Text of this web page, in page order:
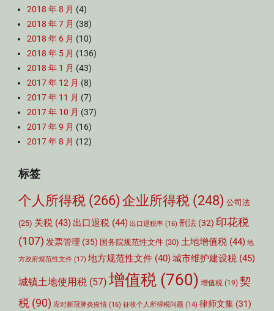
2018 年 8 月 (4)
2018 年 7 月 (38)
2018 年 6 月 (10)
2018 年 5 月 (136)
2018 年 1 月 (43)
2017 年 12 月 (8)
2017 年 11 月 (7)
2017 年 10 月 (37)
2017 年 9 月 (16)
2017 年 8 月 (12)
标签
个人所得税 (266) 企业所得税 (248) 公司法
(25) 关税 (43) 出口退税 (44) 出口退税率 (16) 刑法 (32) 印花税
(107) 发票管理 (35) 国务院规范性文件 (30) 土地增值税 (44) 地
方政府规范性文件 (17) 地方规范性文件 (40)城市维护建设税 (45)
城镇土地使用税 (57) 增值税 (760) 增值税 (19) 契
税 (90) 应对新冠肺炎疫情 (16) 征收个人所得税问题 (14) 律师文集 (31)